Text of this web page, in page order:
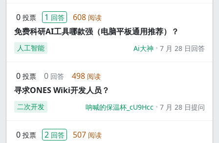
0 投票 1 回答 608 阅读
免费科研AI工具哪款强（电脑平板通用推荐）？
人工智能 Ai大神 7 月 28 日回答
0 投票 0 回答 498 阅读
寻求ONES Wiki开发人员？
二次开发 呐喊的保温杯_cU9Hcc 7 月 28 日提问
0 投票 2 回答 507 阅读